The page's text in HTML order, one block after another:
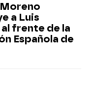
a Luis
al frente de la
Española de